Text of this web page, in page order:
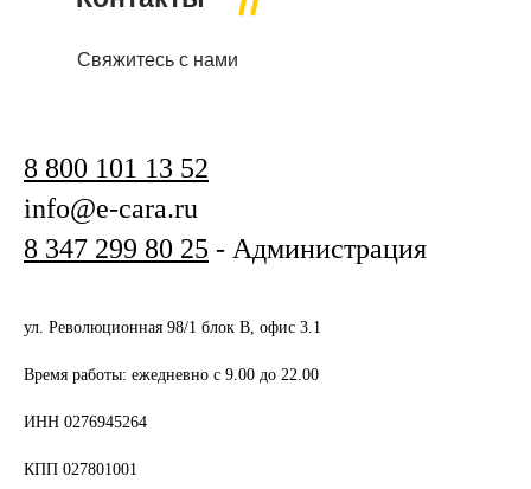
Свяжитесь с нами
8 800 101 13 52
info@e-cara.ru
8 347 299 80 25 - Администрация
ул. Революционная 98/1 блок В, офис 3.1
Время работы: ежедневно с 9.00 до 22.00
ИНН 0276945264
КПП 027801001